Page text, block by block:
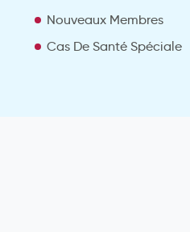
Nouveaux Membres
Cas De Santé Spéciale